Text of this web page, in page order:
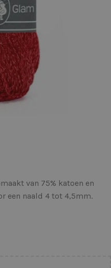
van 75% katoen en
een naald 4 tot 4,5mm.